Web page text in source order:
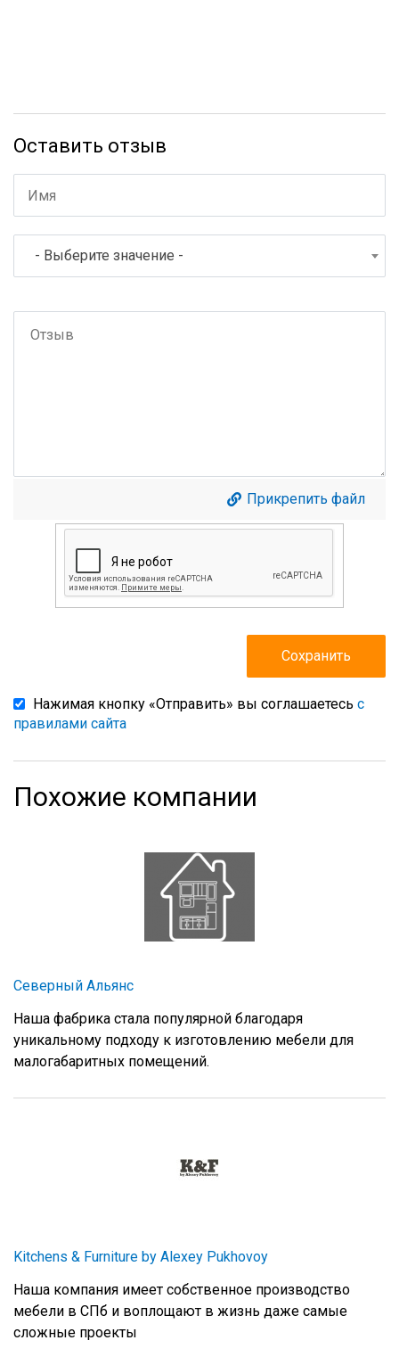
Оставить отзыв
- Выберите значение -
Прикрепить файл
Нажимая кнопку «Отправить» вы соглашаетесь с
правилами сайта
Похожие компании
Северный Альянс
Наша фабрика стала популярной благодаря
уникальному подходу к изготовлению мебели для
малогабаритных помещений.
Kitchens & Furniture by Alexey Pukhovoy
Наша компания имеет собственное производство
мебели в СПб и воплощают в жизнь даже самые
сложные проекты